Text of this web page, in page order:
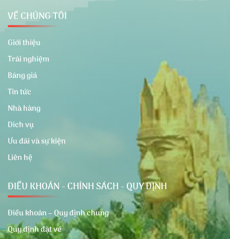
VỀ CHÚNG TÔI
Giới thiệu
Trải nghiệm
Bảng giá
Tin tức
Nhà hàng
Dich vụ
Ưu đãi và sự kiện
Liên hệ
ĐIỀU KHOẢN - CHÍNH SÁCH - QUY ĐỊNH
Điều khoản – Quy định chung
Quy định đặt vé